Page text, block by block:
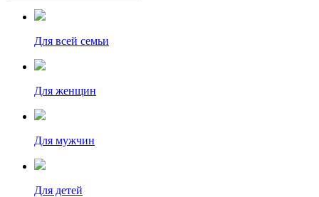
Для всей семьи
Для женщин
Для мужчин
Для детей